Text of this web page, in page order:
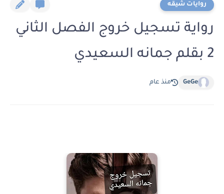
روايات شيقه
رواية تسجيل خروج الفصل الثاني
2 بقلم جمانه السعيدي
GeGe منذ عام